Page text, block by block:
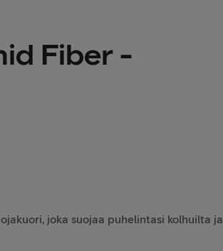
Fiber -
joka suojaa puhelintasi kolhuilta ja